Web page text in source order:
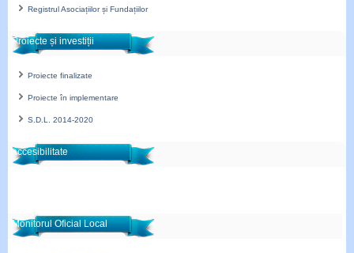
Registrul Asociațiilor și Fundațiilor
Proiecte și investiții
Proiecte finalizate
Proiecte în implementare
S.D.L. 2014-2020
accesibilitate
Monitorul Oficial Local